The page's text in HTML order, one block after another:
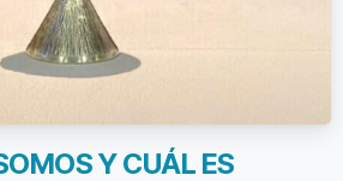
Y CUÁL ES